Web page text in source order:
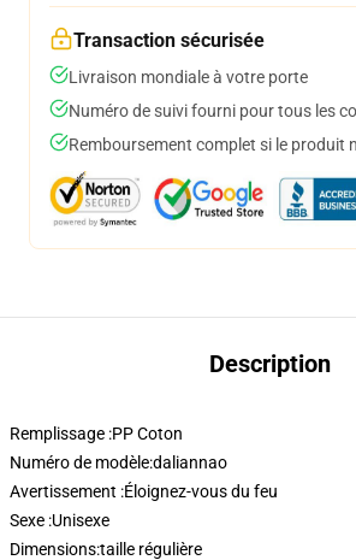
Transaction sécurisée
Livraison mondiale à votre porte
Numéro de suivi fourni pour tous les
Remboursement complet si le produit
Description
Remplissage :PP Coton
Numéro de modèle:daliannao
Avertissement :Éloignez-vous du feu
Sexe :Unisexe
Dimensions:taille régulière